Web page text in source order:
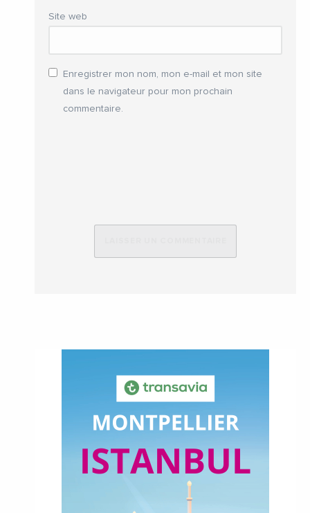
Site web
Enregistrer mon nom, mon e-mail et mon site
dans le navigateur pour mon prochain
commentaire.